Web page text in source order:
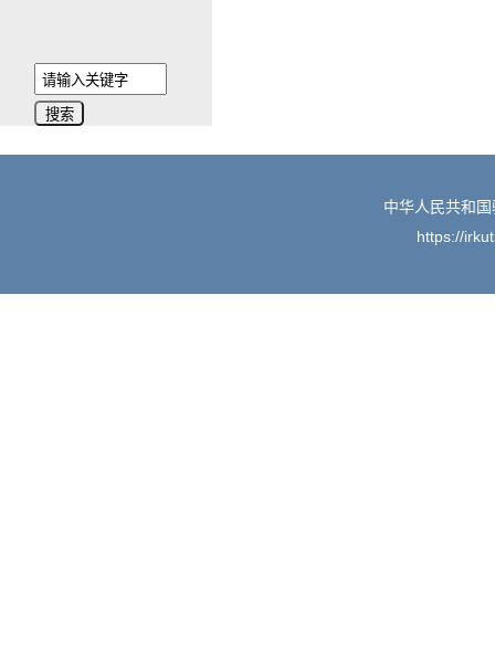
搜索
中华人民共和
https://